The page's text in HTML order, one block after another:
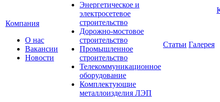
Компания
О нас
Вакансии
Новости
Энергетическое и
электросетевое
строительство
Дорожно-мостовое
строительство
Промышленное
строительство
Телекоммуникационное
оборудование
Комплектующие
металлоизделия ЛЭП
Статьи Галерея